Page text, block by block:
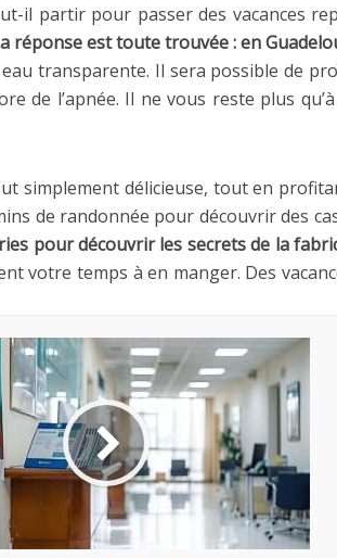
il partir pour passer des vacances
réponse est toute trouvée : en
transparente. Il sera possible de
de l’apnée. Il ne vous reste plus
simplement délicieuse, tout en
de randonnée pour découvrir des
pour découvrir les secrets de la
votre temps à en manger. Des